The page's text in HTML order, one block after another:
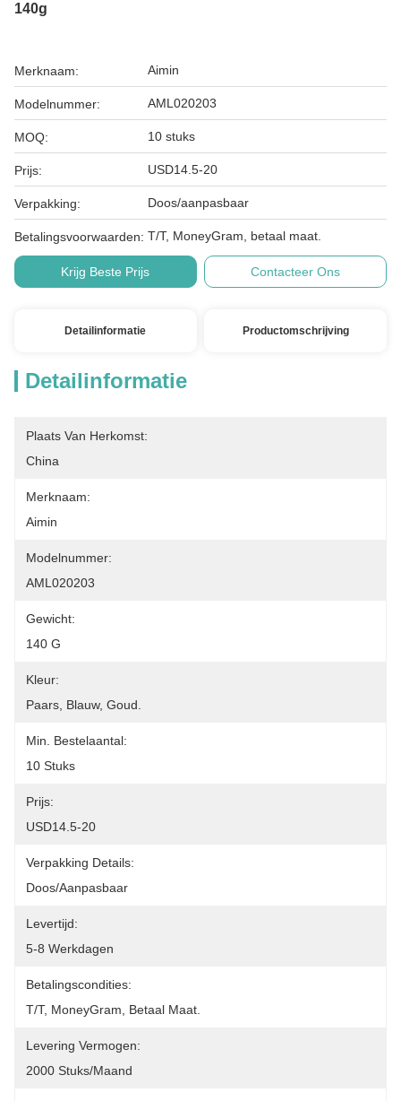
140g
Merknaam: Aimin
Modelnummer: AML020203
MOQ: 10 stuks
Prijs: USD14.5-20
Verpakking: Doos/aanpasbaar
Betalingsvoorwaarden: T/T, MoneyGram, betaal maat.
Krijg Beste Prijs Contacteer Ons
Detailinformatie Productomschrijving
Detailinformatie
Plaats Van Herkomst:
China
Merknaam:
Aimin
Modelnummer:
AML020203
Gewicht:
140 G
Kleur:
Paars, Blauw, Goud.
Min. Bestelaantal:
10 Stuks
Prijs:
USD14.5-20
Verpakking Details:
Doos/aanpasbaar
Levertijd:
5-8 Werkdagen
Betalingscondities:
T/T, MoneyGram, Betaal Maat.
Levering Vermogen:
2000 Stuks/maand